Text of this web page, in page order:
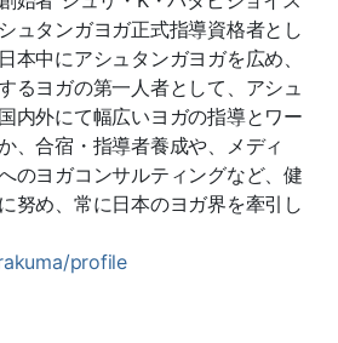
ュタンガヨガ正式指導資格者とし
本中にアシュタンガヨガを広め、
るヨガの第一人者として、アシュ
内外にて幅広いヨガの指導とワー
、合宿・指導者養成や、メディ
のヨガコンサルティングなど、健
努め、常に日本のヨガ界を牽引し
profile